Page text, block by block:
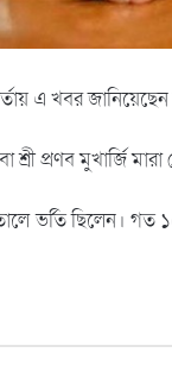
এ খবর
প্রণব মুখার্জি
ভর্তি ছিলেন।